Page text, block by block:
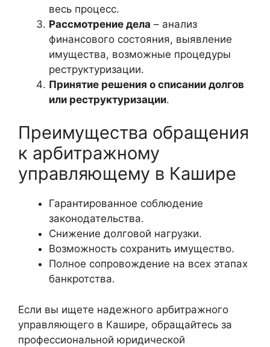
весь процесс.
Рассмотрение дела – анализ
финансового состояния, выявление
имущества, возможные процедуры
реструктуризации.
Принятие решения о списании долгов
или реструктуризации.
Преимущества обращения
к арбитражному
управляющему в Кашире
Гарантированное соблюдение
законодательства.
Снижение долговой нагрузки.
Возможность сохранить имущество.
Полное сопровождение на всех этапах
банкротства.
Если вы ищете надежного арбитражного
управляющего в Кашире, обращайтесь за
профессиональной юридической